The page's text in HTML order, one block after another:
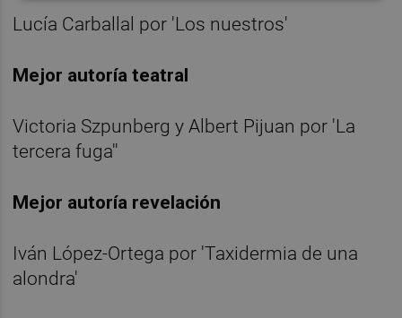
Lucía Carballal por 'Los nuestros'
Mejor autoría teatral
Victoria Szpunberg y Albert Pijuan por 'La
tercera fuga''
Mejor autoría revelación
Iván López-Ortega por 'Taxidermia de una
alondra'